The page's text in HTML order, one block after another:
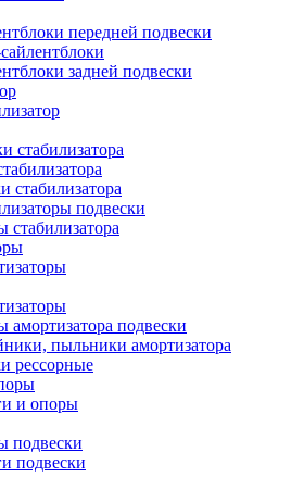
передней подвески
задней подвески
стабилизатора
стабилизатора
подвески
стабилизатора
амортизатора подвески
пыльники амортизатора
рессорные
и опоры
подвески
подвески